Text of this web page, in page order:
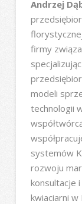
Andrzej
firmy
modeli
technologii
systemów
rozwoju
konsultacje
kwiaciarni w